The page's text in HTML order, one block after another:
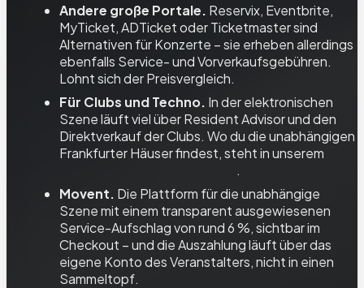
Andere große Portale. Reservix, Eventbrite,
MyTicket, ADTicket oder Ticketmaster sind
Alternativen für Konzerte – sie erheben allerdings
ebenfalls Service- und Vorverkaufsgebühren.
Lohnt sich der Preisvergleich.
Für Clubs und Techno. In der elektronischen
Szene läuft viel über Resident Advisor und den
Direktverkauf der Clubs. Wo du die unabhängigen
Frankfurter Häuser findest, steht in unserem
.
Movent. Die Plattform für die unabhängige
Szene mit einem transparent ausgewiesenen
Service-Aufschlag von rund 6 %, sichtbar im
Checkout – und die Auszahlung läuft über das
eigene Konto des Veranstalters, nicht in einen
Sammeltopf.